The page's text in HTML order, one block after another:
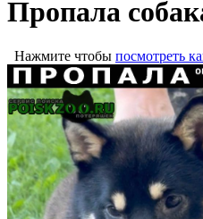
Пропала
Нажмите чтобы посмотреть